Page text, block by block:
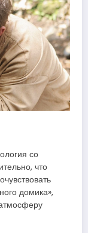
со
что
домика»,